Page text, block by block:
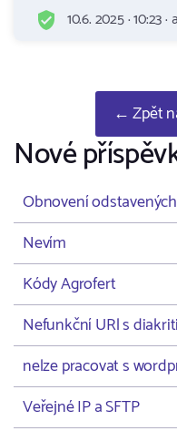
10.6. 2025 · 10:23
← Zpět
Nové
Obnovení
Nevím
Kódy Agrofert
Nefunkční URl s
nelze pracovat s
Veřejné IP a SFTP